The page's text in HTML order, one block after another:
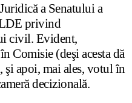
a Senatului a
privind
civil. Evident,
Comisie (deşi acesta dă
apoi, mai ales, votul în
decizională.